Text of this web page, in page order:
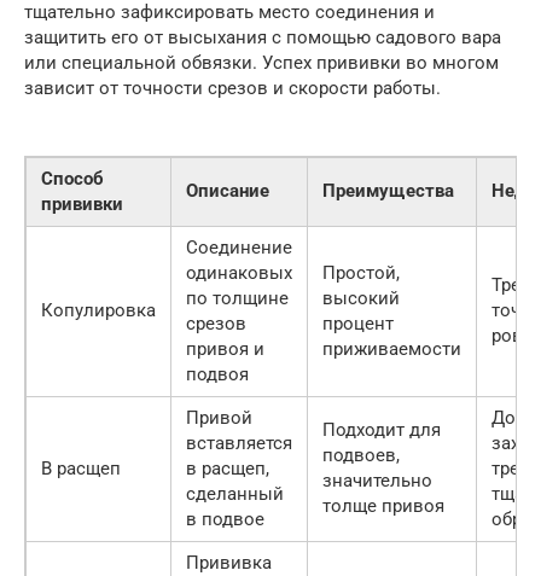
тщательно зафиксировать место соединения и
защитить его от высыхания с помощью садового вара
или специальной обвязки. Успех прививки во многом
зависит от точности срезов и скорости работы.
Способ
прививки
Описание Преимущества
Копулировка
Соединение
одинаковых
по толщине
срезов
привоя и
подвоя
Простой,
высокий
процент
приживаемости
В расщеп
Привой
вставляется
в расщеп,
сделанный
в подвое
Подходит для
подвоев,
значительно
толще привоя
Прививка